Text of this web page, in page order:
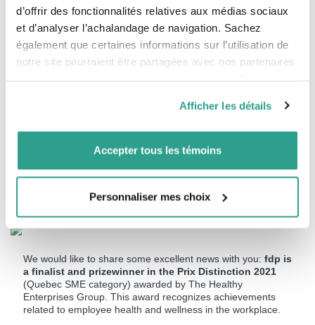
d’offrir des fonctionnalités relatives aux médias sociaux
et d’analyser l’achalandage de navigation. Sachez
également que certaines informations sur l’utilisation de
notre site pourraient être partagées avec nos partenaires
vous leur auriez fournies ou qu’ils auraient collectées lors
de votre utilisation de leurs services.
Afficher les détails
Accepter tous les témoins
Personnaliser mes choix
The fdp Perspective Private Portfolio:
evolving at your pace
How can did this new Portfolio bring the customization and
fdp stands out
We would like to share some excellent news with you: fdp is
a finalist and prizewinner in the Prix Distinction 2021
(Quebec SME category) awarded by The Healthy
Enterprises Group. This award recognizes achievements
related to employee health and wellness in the workplace.